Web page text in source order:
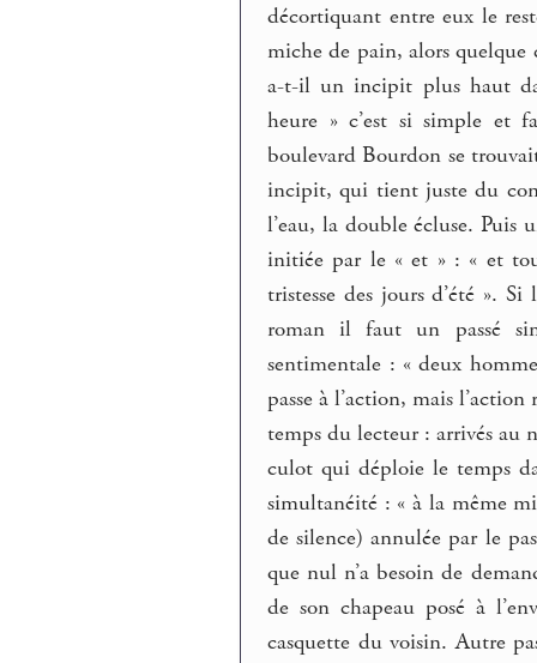
décortiquant entre eux le
miche de pain, alors quelque
a-t-il un incipit plus haut
heure » c’est si simple et
boulevard Bourdon se
incipit, qui tient juste du
l’eau, la double écluse. Puis
initiée par le « et » : « et
tristesse des jours d’été ».
roman il faut un passé
sentimentale : « deux
passe à l’action, mais
temps du lecteur : arrivés au
culot qui déploie le temps
simultanéité : « à la même
de silence) annulée par le
que nul n’a besoin de
de son chapeau posé à
casquette du voisin. Autre